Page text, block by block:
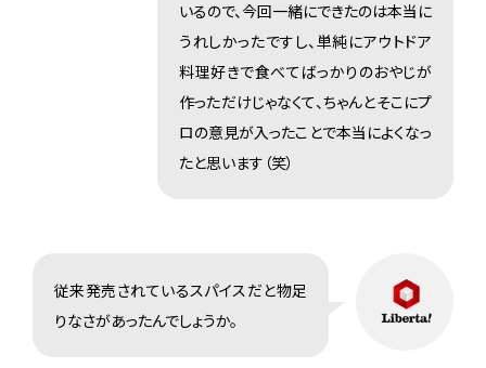
いるので、今回一緒にできたのは本当に
うれしかったですし、単純にアウトドア
料理好きで食べてばっかりのおやじが
作っただけじゃなくて、ちゃんとそこにプ
ロの意見が入ったことで本当によくなっ
たと思います（笑）
従来発売されているスパイスだと物足
りなさがあったんでしょうか。